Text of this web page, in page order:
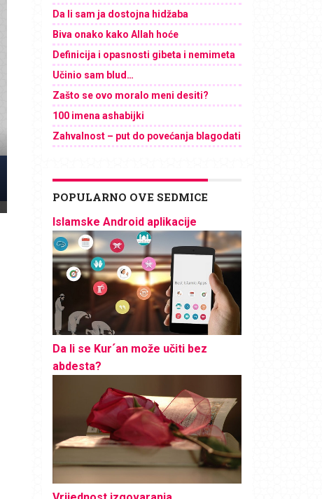
Da li sam ja dostojna hidžaba
Biva onako kako Allah hoće
Definicija i opasnosti gibeta i nemimeta
Učinio sam blud…
Zašto se ovo moralo meni desiti?
100 imena ashabijki
Zahvalnost – put do povećanja blagodati
POPULARNO OVE SEDMICE
Islamske Android aplikacije
Da li se Kur´an može učiti bez
abdesta?